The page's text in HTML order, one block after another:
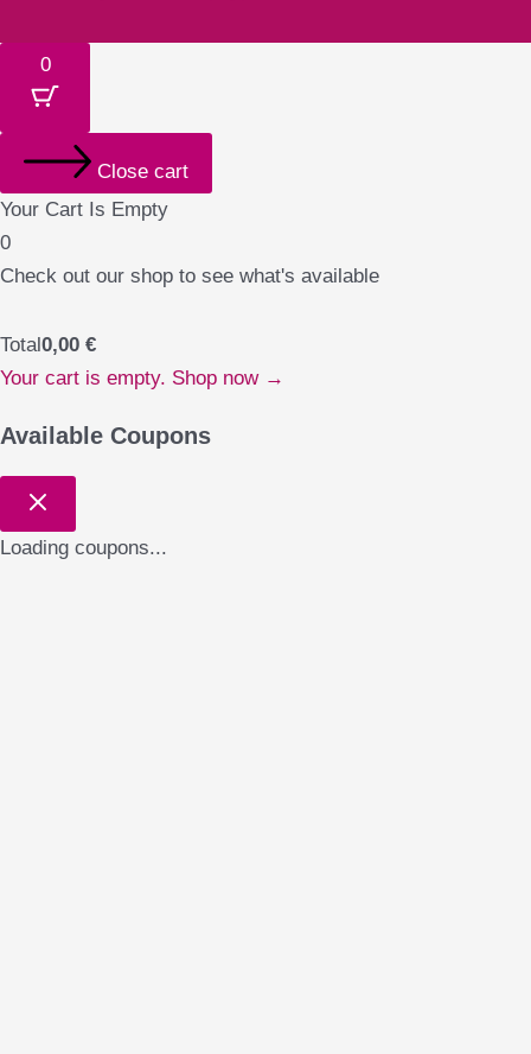
0
Close cart
Your Cart Is Empty
0
Check out our shop to see what's available
Total0,00 €
Your cart is empty. Shop now →
Available Coupons
Loading coupons...